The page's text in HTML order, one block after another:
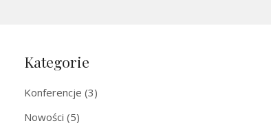
Kategorie
Konferencje (3)
Nowości (5)